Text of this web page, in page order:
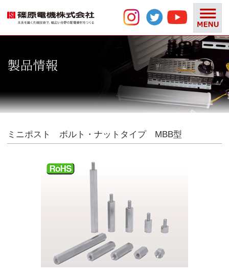
ミニポスト ボルト・ナットタイプ MBB型